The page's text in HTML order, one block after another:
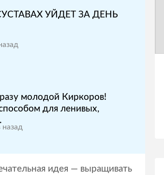
УЙДЕТ ЗА ДЕНЬ
молодой Киркоров!
для ленивых,
назад
идея — выращивать